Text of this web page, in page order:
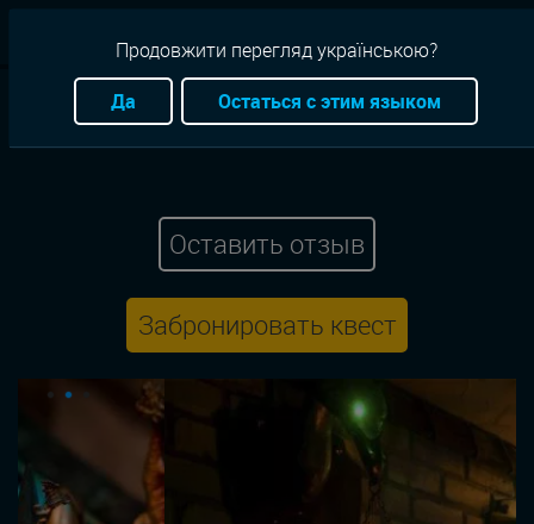
Запорожье Антуражный
Приключение
Origin Quest Ориджин
Гарри Поттер
Оставить отзыв
Забронировать квест
Продовжити перегляд українською?
Да
Остаться с этим языком